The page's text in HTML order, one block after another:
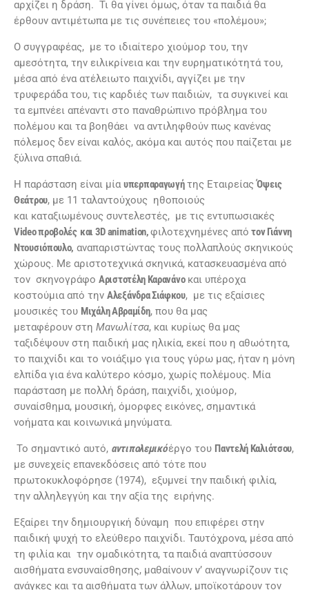
αρχίζει η δράση. Τι θα γίνει όμως, όταν τα παιδιά θα
έρθουν αντιμέτωπα με τις συνέπειες του «πολέμου»;
Ο συγγραφέας, με το ιδιαίτερο χιούμορ του, την
αμεσότητα, την ειλικρίνεια και την ευρηματικότητά του,
μέσα από ένα ατέλειωτο παιχνίδι, αγγίζει με την
τρυφεράδα του, τις καρδιές των παιδιών, τα συγκινεί και
τα εμπνέει απέναντι στο παναθρώπινο πρόβλημα του
πολέμου και τα βοηθάει να αντιληφθούν πως κανένας
πόλεμος δεν είναι καλός, ακόμα και αυτός που παίζεται με
ξύλινα σπαθιά.
Η παράσταση είναι μίαυπερπαραγωγήτης ΕταιρείαςΌψεις
Θεάτρου, με 11 ταλαντούχους ηθοποιούς
και καταξιωμένους συντελεστές, με τις εντυπωσιακές
Videoπροβολές και 3Danimation,φιλοτεχνημένες από τον Γιάννη
Ντουσιόπουλο, αναπαριστώντας τους πολλαπλούς σκηνικούς
χώρους. Με αριστοτεχνικά σκηνικά, κατασκευασμένα από
τον σκηνογράφο Αριστοτέλη Καρανάνοκαι υπέροχα
κοστούμια από την Αλεξάνδρα Σιάφκου, με τις εξαίσιες
μουσικές του Μιχάλη Αβραμίδη, που θα μας
μεταφέρουν στη Μανωλίτσα, και κυρίως θα μας
ταξιδέψουν στη παιδική μας ηλικία, εκεί που η αθωότητα,
το παιχνίδι και το νοιάξιμο για τους γύρω μας, ήταν η μόνη
ελπίδα για ένα καλύτερο κόσμο, χωρίς πολέμους. Μία
παράσταση με πολλή δράση, παιχνίδι, χιούμορ,
συναίσθημα, μουσική, όμορφες εικόνες, σημαντικά
νοήματα και κοινωνικά μηνύματα.
Το σημαντικό αυτό, αντιπολεμικόέργο του Παντελή Καλιότσου,
με συνεχείς επανεκδόσεις από τότε που
πρωτοκυκλοφόρησε (1974), εξυμνεί την παιδική φιλία,
την αλληλεγγύη και την αξία της ειρήνης.
Εξαίρει την δηµιουργική δύναµη που επιφέρει στην
παιδική ψυχή το ελεύθερο παιχνίδι. Ταυτόχρονα, µέσα από
τη φιλία και την ομαδικότητα, τα παιδιά αναπτύσσουν
αισθήματα ενσυναίσθησης, µαθαίνουν ν’ αναγνωρίζουν τις
ανάγκες και τα αισθήµατα των άλλων, μποϊκοτάρουν τον